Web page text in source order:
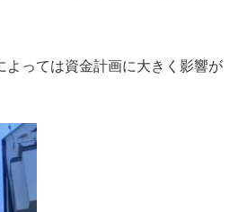
よっては資金計画に大きく影響が